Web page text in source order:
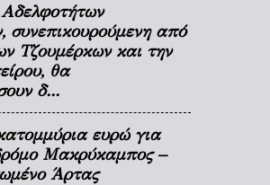
συνεπικουρούμενη από
Τζουμέρκων και την
θα
δ...
ευρώ για
Μακρύκαμπος –
Άρτας